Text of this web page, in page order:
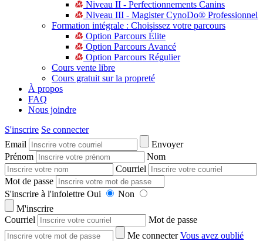
Niveau II - Perfectionnements Canins
Niveau III - Magister CynoDo® Professionnel
Formation intégrale : Choisissez votre parcours
Option Parcours Élite
Option Parcours Avancé
Option Parcours Régulier
Cours vente libre
Cours gratuit sur la propreté
À propos
FAQ
Nous joindre
S'inscrire Se connecter
Email
Envoyer
Prénom
Nom
Courriel
Mot de passe
S'inscrire à l'infolettre Oui
Non
M'inscrire
Courriel
Mot de passe
Me connecter Vous avez oublié